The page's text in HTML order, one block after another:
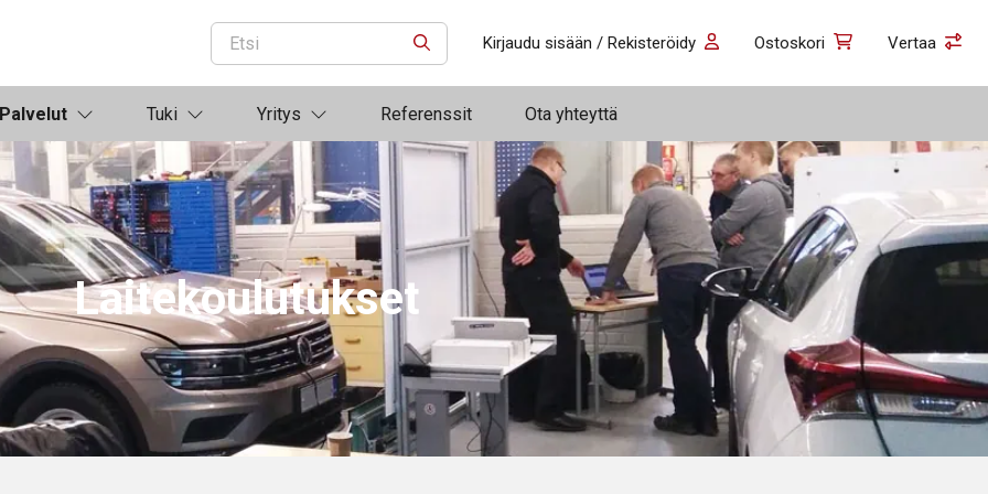
ETSI Kirjaudu sisään / Rekisteröidy Ostoskori Vertaa
Palvelut Tuki Yritys Referenssit Ota yhteyttä
Laitekoulutukset